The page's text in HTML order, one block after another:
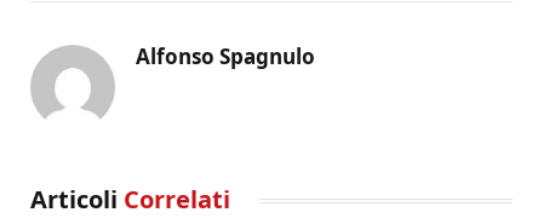
Alfonso Spagnulo
Articoli Correlati